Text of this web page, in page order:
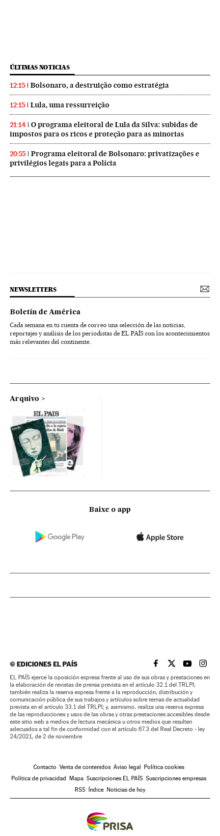
ÚLTIMAS NOTICIAS
12:15 Bolsonaro, a destruição como estratégia
12:15 Lula, uma ressurreição
21:14
O programa eleitoral de Lula da Silva: subidas de
impostos para os ricos e proteção para as minorias
20:55
Programa eleitoral de Bolsonaro: privatizações e
privilégios legais para a Polícia
NEWSLETTERS
Boletín de América
Cada semana en tu cuenta de correo una selección de las noticias,
reportajes y análisis de los periodistas de EL PAÍS con los acontecimientos
más relevantes del continente.
Arquivo
Baixe o app
©EDICIONES EL PAÍS EL PAÍS BRASIL EN
EL PAÍSEL PAÍS
EL
EL PAÍS ejerce la oposición expresa frente al uso de sus obras y prestaciones en
la elaboración de revistas de prensa prevista en el artículo 32.1 del TRLPI;
también realiza la reserva expresa frente a la reproducción, distribución y
comunicación pública de sus trabajos y artículos sobre temas de actualidad
prevista en el artículo 33.1 del TRLPI; y, asimismo, realiza una reserva expresa
de las reproducciones y usos de las obras y otras prestaciones accesibles desde
este sitio web a medios de lectura mecánica u otros medios que resulten
adecuados a tal fin de conformidad con el artículo 67.3 del Real Decreto - ley
24/2021, de 2 de noviembre
Contacto Venta de contenidos Aviso legal
Política cookies
Política de privacidad
Mapa Suscripciones EL PAÍS Suscripciones empresas
RSS
Índice Noticias de hoy